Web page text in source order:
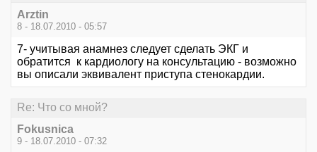
Arztin
8 - 18.07.2010 - 05:57
7- учитывая анамнез следует сделать ЭКГ и
обратится к кардиологу на консультацию - возможно
вы описали эквивалент приступа стенокардии.
Re: Что со мной?
Fokusnica
9 - 18.07.2010 - 07:32